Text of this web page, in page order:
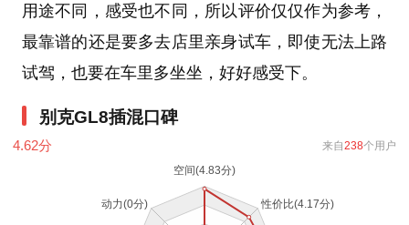
用途不同，感受也不同，所以评价仅仅作为参考，
最靠谱的还是要多去店里亲身试车，即使无法上路
试驾，也要在车里多坐坐，好好感受下。
别克GL8插混口碑
4.62分 来自238个用户